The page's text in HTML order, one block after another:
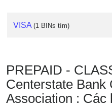
VISA (1 BINs tìm)
PREPAID -
Centerstate Bank
Association : Các